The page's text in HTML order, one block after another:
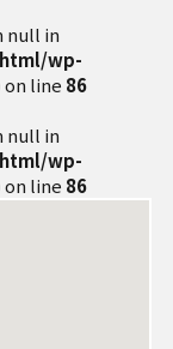
null in
wp-
on line 86
null in
wp-
on line 86